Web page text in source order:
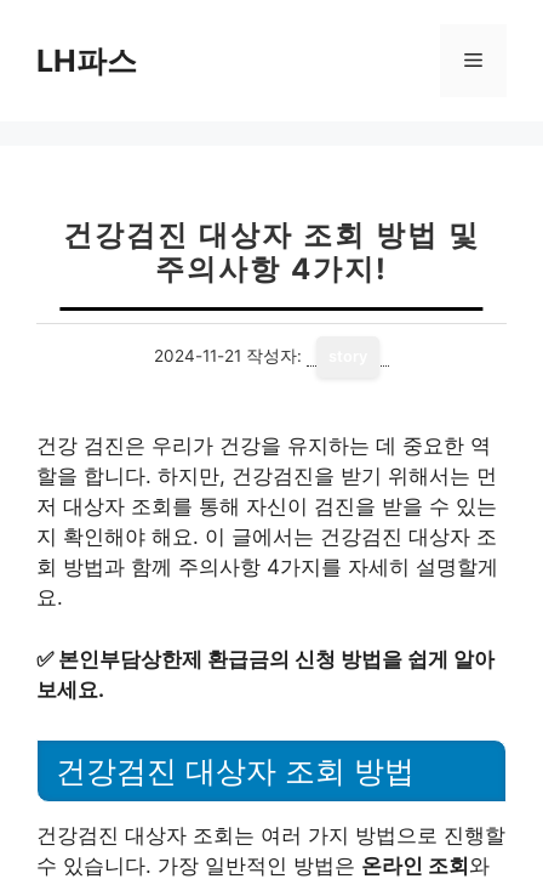
LH파스 메
건강검진 대상자 조회 방법 및
주의사항 4가지!
2024-11-21 작성자:
건강 검진은 우리가 건강을 유지하는 데 중요한 역
할을 합니다. 하지만, 건강검진을 받기 위해서는 먼
저 대상자 조회를 통해 자신이 검진을 받을 수 있는
지 확인해야 해요. 이 글에서는 건강검진 대상자 조
회 방법과 함께 주의사항 4가지를 자세히 설명할게
요.
✅ 본인부담상한제 환급금의 신청 방법을 쉽게 알아
보세요.
건강검진 대상자 조회 방법
건강검진 대상자 조회는 여러 가지 방법으로 진행할
수 있습니다. 가장 일반적인 방법은 온라인 조회 와